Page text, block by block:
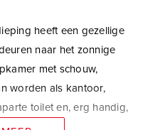
heeft een gezellige
naar het zonnige
met schouw,
worden als kantoor,
toilet en, erg handig,